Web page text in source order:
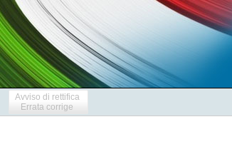
Avviso di rettifica
Errata corrige